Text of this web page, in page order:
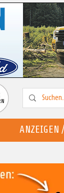
ANZEIGEN